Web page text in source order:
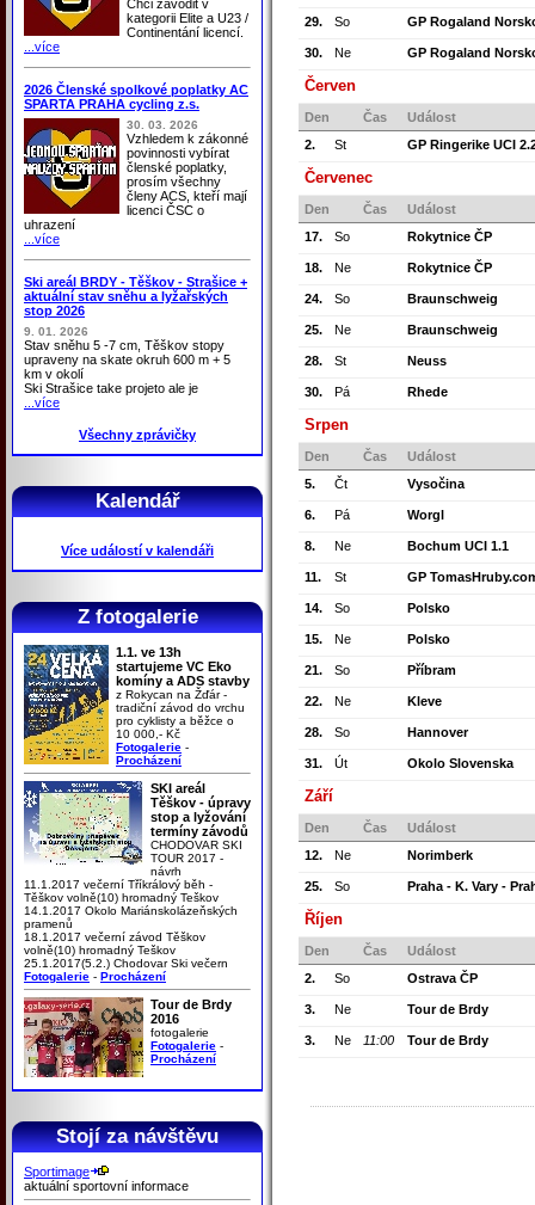
Chci závodit v
kategorii Elite a U23 /
Continentání licencí.
...více
2026 Členské spolkové poplatky AC
SPARTA PRAHA cycling z.s.
30. 03. 2026
Vzhledem k zákonné
povinnosti vybírat
členské poplatky,
prosím všechny
členy ACS, kteří mají
licenci ČSC o
uhrazení
...více
Ski areál BRDY - Těškov - Strašice +
aktuální stav sněhu a lyžařských
stop 2026
9. 01. 2026
Stav sněhu 5 -7 cm, Těškov stopy
upraveny na skate okruh 600 m + 5
km v okolí
Ski Strašice take projeto ale je
...více
Všechny zprávičky
Kalendář
Více událostí v kalendáři
Z fotogalerie
1.1. ve 13h
startujeme VC Eko
komíny a ADS stavby
z Rokycan na Žďár -
tradiční závod do vrchu
pro cyklisty a běžce o
10 000,- Kč
Fotogalerie -
Procházení
SKI areál
Těškov - úpravy
stop a lyžování
termíny závodů
CHODOVAR SKI
TOUR 2017 -
návrh
11.1.2017 večerní Tříkrálový běh -
Těškov volně(10) hromadný Teškov
14.1.2017 Okolo Mariánskolázeňských
pramenů
18.1.2017 večerní závod Těškov
volně(10) hromadný Teškov
25.1.2017(5.2.) Chodovar Ski večern
Fotogalerie - Procházení
Tour de Brdy
2016
fotogalerie
Fotogalerie -
Procházení
Stojí za návštěvu
Sportimage
aktuální sportovní informace
29. So GP Rogaland
30. Ne GP Rogaland
Červen
Den Čas
Událost
2.
St GP Ringerike UCI
Červenec
Den Čas
Událost
17.
So Rokytnice ČP
18. Ne Rokytnice ČP
24. So Braunschweig
25. Ne Braunschweig
28. St Neuss
30. Pá Rhede
Srpen
Den Čas
Událost
5.
Čt Vysočina
6. Pá Worgl
8. Ne Bochum UCI 1.1
11. St GP
14. So Polsko
15. Ne Polsko
21. So Příbram
22. Ne Kleve
28. So Hannover
31. Út Okolo Slovenska
Září
Den Čas
Událost
12.
Ne Norimberk
25. So Praha - K. Vary -
Říjen
Den Čas
Událost
2.
So Ostrava ČP
3. Ne Tour de Brdy
3. Ne 11:00 Tour de Brdy